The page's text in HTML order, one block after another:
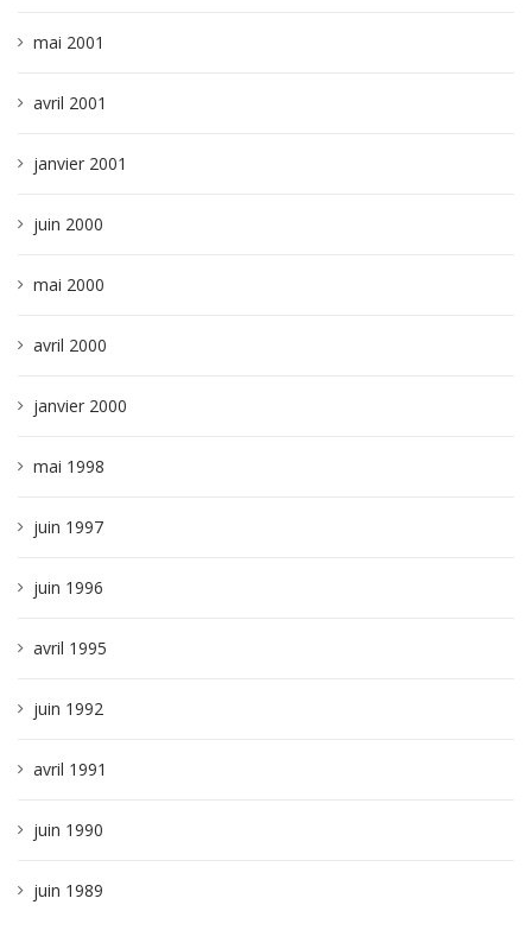
mai 2001
avril 2001
janvier 2001
juin 2000
mai 2000
avril 2000
janvier 2000
mai 1998
juin 1997
juin 1996
avril 1995
juin 1992
avril 1991
juin 1990
juin 1989